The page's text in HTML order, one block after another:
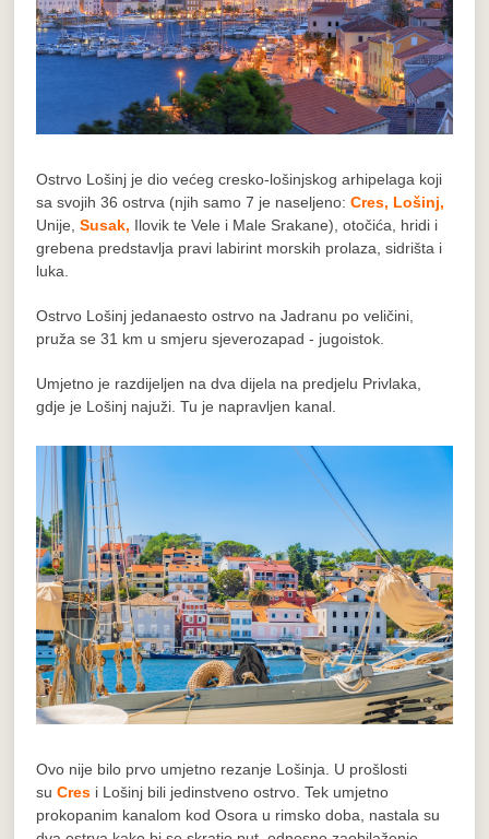
Ostrvo Lošinj je dio većeg cresko-lošinjskog arhipelaga koji
sa svojih 36 ostrva (njih samo 7 je naseljeno:Cres, Lošinj,
Unije,Susak, Ilovik te Vele i Male Srakane), otočića, hridi i
grebena predstavlja pravi labirint morskih prolaza, sidrišta i
luka.
Ostrvo Lošinj jedanaesto ostrvo na Jadranu po veličini,
pruža se 31 km u smjeru sjeverozapad - jugoistok.
Umjetno je razdijeljen na dva dijela na predjelu Privlaka,
gdje je Lošinj najuži. Tu je napravljen kanal.
Ovo nije bilo prvo umjetno rezanje Lošinja. U prošlosti
suCres i Lošinj bili jedinstveno ostrvo. Tek umjetno
prokopanim kanalom kod Osora u rimsko doba, nastala su